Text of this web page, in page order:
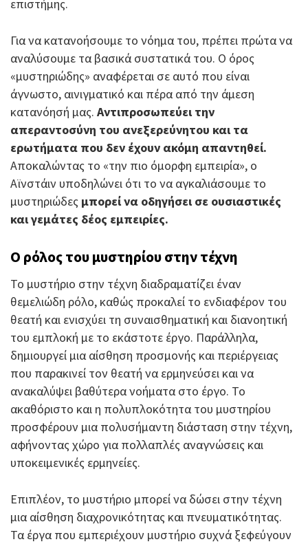
επιστήμης.
Για να κατανοήσουμε το νόημα του, πρέπει πρώτα να
αναλύσουμε τα βασικά συστατικά του. Ο όρος
«μυστηριώδης» αναφέρεται σε αυτό που είναι
άγνωστο, αινιγματικό και πέρα από την άμεση
κατανόησή μας. Αντιπροσωπεύει την
απεραντοσύνη του ανεξερεύνητου και τα
ερωτήματα που δεν έχουν ακόμη απαντηθεί.
Αποκαλώντας το «την πιο όμορφη εμπειρία», ο
Αϊνστάιν υποδηλώνει ότι το να αγκαλιάσουμε το
μυστηριώδες μπορεί να οδηγήσει σε ουσιαστικές
και γεμάτες δέος εμπειρίες.
Ο ρόλος του μυστηρίου στην τέχνη
Το μυστήριο στην τέχνη διαδραματίζει έναν
θεμελιώδη ρόλο, καθώς προκαλεί το ενδιαφέρον του
θεατή και ενισχύει τη συναισθηματική και διανοητική
του εμπλοκή με το εκάστοτε έργο. Παράλληλα,
δημιουργεί μια αίσθηση προσμονής και περιέργειας
που παρακινεί τον θεατή να ερμηνεύσει και να
ανακαλύψει βαθύτερα νοήματα στο έργο. Το
ακαθόριστο και η πολυπλοκότητα του μυστηρίου
προσφέρουν μια πολυσήμαντη διάσταση στην τέχνη,
αφήνοντας χώρο για πολλαπλές αναγνώσεις και
υποκειμενικές ερμηνείες.
Επιπλέον, το μυστήριο μπορεί να δώσει στην τέχνη
μια αίσθηση διαχρονικότητας και πνευματικότητας.
Τα έργα που εμπεριέχουν μυστήριο συχνά ξεφεύγουν